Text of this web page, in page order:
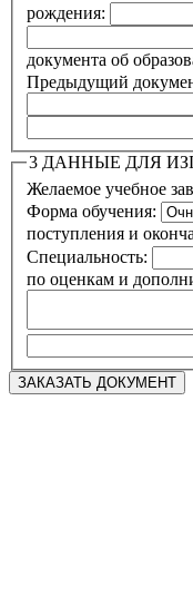
рождения:
документа об
Предыдущий
3 ДАННЫЕ ДЛЯ
Желаемое учебное
Форма обучения:
поступления и
Специальность:
по оценкам и